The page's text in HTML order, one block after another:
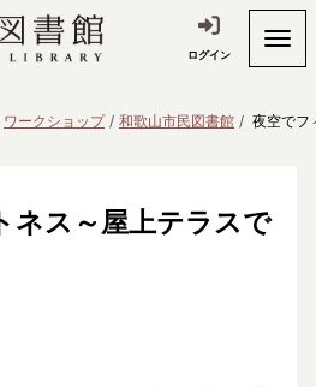
ログイン
ワークショップ 和歌山市民図書館 夜空でフ
ネス～屋上テラスで